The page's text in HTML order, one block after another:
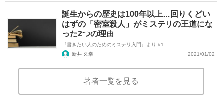
誕生からの歴史は100年以上…回りくどい
はずの「密室殺人」がミステリの王道にな
った2つの理由
『書きたい人のためのミステリ入門』より #1
新井 久幸
2021/01/02
著者一覧を見る